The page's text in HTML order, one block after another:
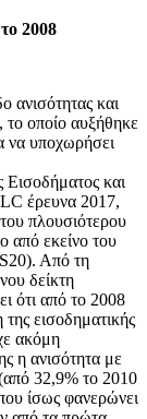
2008
ανισότητας και
το οποίο αυξήθηκε
να υποχωρήσει
και
έρευνα 2017,
πλουσιότερου
από εκείνο του
Από τη
δείκτη
ότι από το 2008
εισοδηματικής
ακόμη
η ανισότητα με
32,9% το 2010
ίσως φανερώνει